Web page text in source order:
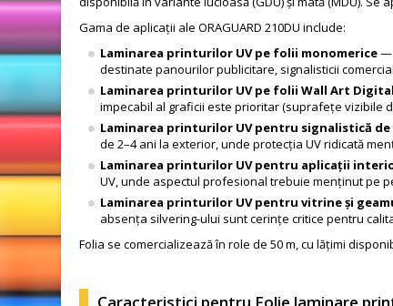
Gama de aplicații ale ORAGUARD 210DU include:
Laminarea printurilor UV pe folii monomerice—
destinate panourilor publicitare, signalisticii
Laminarea printurilor UV pe folii Wall Art Digital
impecabil al graficii este prioritar (suprafețe vizibile
Laminarea printurilor UV pentru signalistică
de 2–4 ani la exterior, unde protecția UV ridicată
Laminarea printurilor UV pentru aplicații
UV, unde aspectul profesional trebuie menținut pe
Laminarea printurilor UV pentru vitrine și
absența silvering-ului sunt cerințe critice pentru
Folia se comercializează în role de 50 m, cu lățimi
Caracteristici pentru Folie laminare